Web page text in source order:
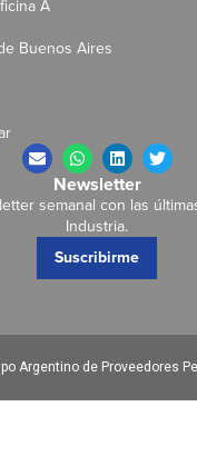
A
Buenos Aires
Newsletter
semanal con las
Industria.
Suscribirme
Argentino de Proveedores